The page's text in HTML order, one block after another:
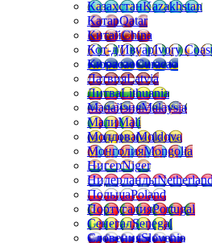
КазахстанKazakhstan
КатарQatar
КитайChina
Кот-д'ИвуарIvory
КюрасаоCuracao
ЛатвияLatvia
ЛитваLithuania
МалайзияMalaysia
МалиMali
МолдоваMoldova
МонголияMongolia
НигерNiger
Нидерланды
ПольшаPoland
ПортугалияPortugal
СенегалSenegal
СловенияSlovenia